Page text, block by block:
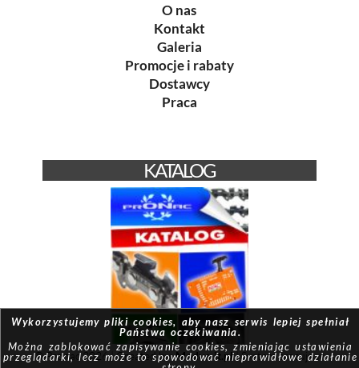
O nas
Kontakt
Galeria
Promocje i rabaty
Dostawcy
Praca
KATALOG
© Pronac 2026 | Created by:Modus-it.pl| System pracuje w
Wykorzystujemy pliki cookies, aby nasz serwis lepiej spełniał
Państwa oczekiwania.
Można zablokować zapisywanie cookies, zmieniając ustawienia
przeglądarki, lecz może to spowodować nieprawidłowe działanie